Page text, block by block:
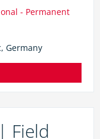
- Permanent
Germany
Field